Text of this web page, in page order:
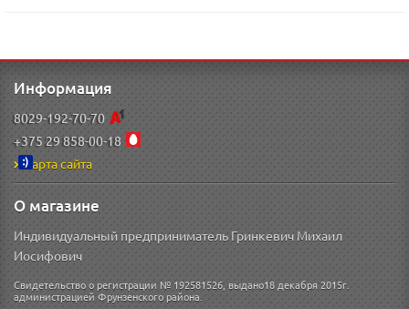
Информация
8029-192-70-70
+375 29 858-00-18
Карта сайта
О магазине
Индивидуальный предприниматель Гринкевич Михаил
Иосифович
Свидетельство о регистрации № 192581526, выдано18 декабря 2015г.
администрацией Фрунзенского района.